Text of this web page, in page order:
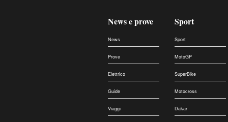
News e prove
News
Prove
Elettrico
Guide
Viaggi
Sport
Sport
MotoGP
SuperBike
Motocross
Dakar